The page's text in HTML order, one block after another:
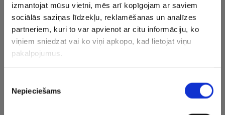
izmantojat mūsu vietni, mēs arī kopīgojam ar saviem
sociālās saziņas līdzekļu, reklamēšanas un analīzes
partneriem, kuri to var apvienot ar citu informāciju, ko
viņiem sniedzat vai ko viņi apkopo, kad lietojat viņu
pakalpojumus.
izvēle
Nepieciešams
29.01.2026 08:09
“Flyers” uzbrukuma līderis terorizē
Merzļikinu, tomēr “Blue Jackets”
izcīna uzvaru
Merzļikins pēc saslimšanas atgriežas